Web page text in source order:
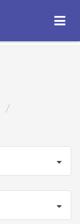
ОТКРЫТЬ
/